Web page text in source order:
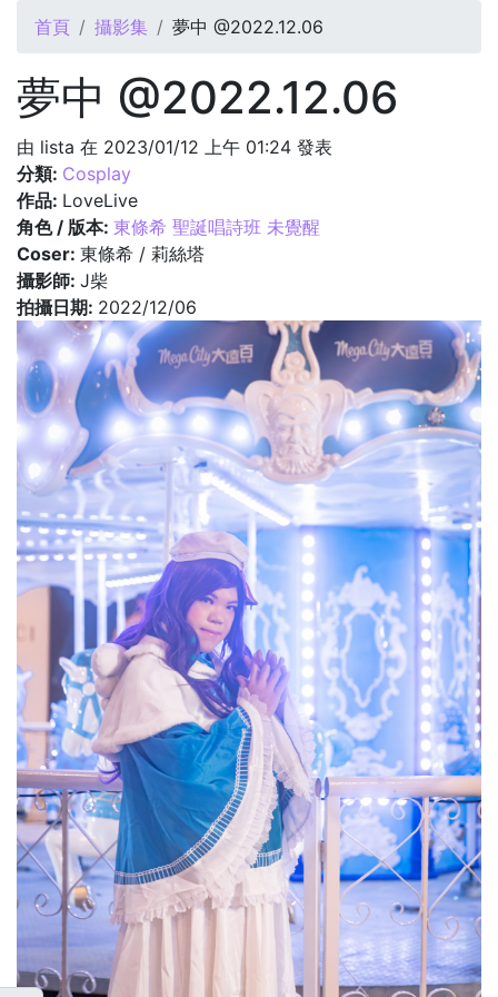
您在這裡
首頁 攝影集 夢中 @2022.12.06
夢中 @2022.12.06
由 lista 在 2023/01/12 上午 01:24 發表
分類: Cosplay
作品: LoveLive
角色 / 版本: 東條希 聖誕唱詩班 未覺醒
Coser: 東條希 / 莉絲塔
攝影師: J柴
拍攝日期: 2022/12/06